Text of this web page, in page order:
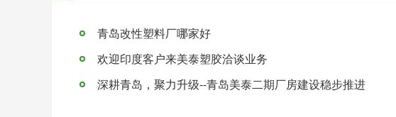
青岛改性塑料厂哪家好
欢迎印度客户来美泰塑胶洽谈业务
深耕青岛，聚力升级--青岛美泰二期厂房建设稳步推进